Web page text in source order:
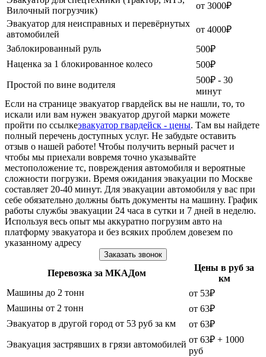
Вилочный погрузчик)
от 3000₽
Эвакуатор для неисправных и перевёрнутых
автомобилей
от 4000₽
Заблокированный руль
500₽
Наценка за 1 блокированное колесо
500₽
Простой по вине водителя
500₽ - 30
минут
Если на странице эвакуатор гвардейск вы не нашли, то, то
искали или вам нужен эвакуатор другой марки можете
пройти по ссылкеэвакуатор гвардейск - цены. Там вы найдете
полный перечень доступных услуг. Не забудьте оставить
отзыв о нашей работе! Чтобы получить верный расчет и
чтобы мы приехали вовремя точно указывайте
местоположение тс, повреждения автомобиля и вероятные
сложности погрузки. Время ожидания эвакуации по Москве
составляет 20-40 минут. Для эвакуации автомобиля у вас при
себе обязательно должны быть документы на машину. График
работы службы эвакуации 24 часа в сутки и 7 дней в неделю.
Используя весь опыт мы аккуратно погрузим авто на
платформу эвакуатора и без всяких проблем довезем по
указанному адресу
Заказать звонок
Перевозка за МКАДом
Цены в руб за
км
Машины до 2 тонн
от 53₽
Машины от 2 тонн
от 63₽
Эвакуатор в другой город от 53 руб за км
от 63₽
Эвакуация застрявших в грязи автомобилей от 63₽ + 1000
руб